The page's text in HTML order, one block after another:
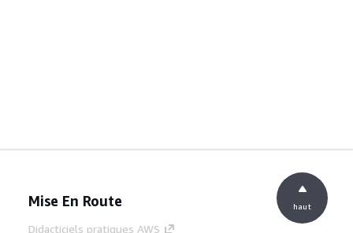
Mise En Route
Didacticiels pratiques AWS
haut